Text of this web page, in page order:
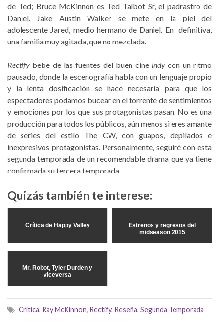
de Ted; Bruce McKinnon es Ted Talbot Sr, el padrastro de
Daniel. Jake Austin Walker se mete en la piel del
adolescente Jared, medio hermano de Daniel. En definitiva,
una familia muy agitada, que no mezclada.
Rectify bebe de las fuentes del buen cine indycon un ritmo
pausado, donde la escenografía habla con un lenguaje propio
y la lenta dosificación se hace necesaria para que los
espectadores podamos bucear en el torrente de sentimientos
y emociones por los que sus protagonistas pasan. No es una
producción para todos los públicos, aún menos si eres amante
de series del estilo The CW, con guapos, depilados e
inexpresivos protagonistas. Personalmente, seguiré con esta
segunda temporada de un recomendable drama que ya tiene
confirmada su tercera temporada.
Quizás también te interese:
Crítica de Happy Valley
Estrenos y regresos del
midseason 2015
Mr. Robot, Tyler Durden y
viceversa
Crítica, Ray McKinnon, Rectify, Reseña, Segunda Temporada